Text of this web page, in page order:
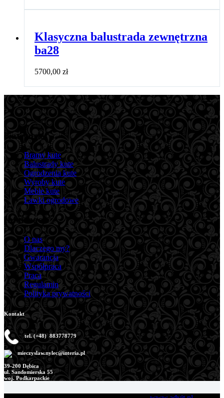
Klasyczna balustrada zewnętrzna
ba28
5700,00 zł
Kategorie
Bramy kute
Balustrady kute
Ogrodzenia kute
Wyroby kute
Meble kute
Ławki ogrodowe
Informacje
O nas
Dlaczego my?
Gwarancja
Współpraca
Praca
Regulamin
Polityka prywatności
Kontakt
tel. (+48) 883778779
mieczyslaw.nylec@interia.pl
39-200 Dębica
ul. Sandomierska 55
woj. Podkarpackie